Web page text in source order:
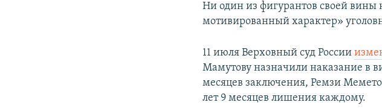
Ни один из фигурантов своей вины
мотивированный характер»
11 июля Верховный суд России
Мамутову назначили наказание в
месяцев заключения, Ремзи
лет 9 месяцев лишения каждому.​